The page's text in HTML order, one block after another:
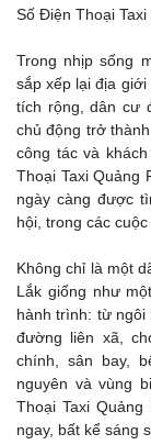
Số Điện Thoại
Trong nhịp sống
sắp xếp lại địa
tích rộng, dân cư
chủ động trở
công tác và
Thoại Taxi Quảng
ngày càng được
hội, trong các
Không chỉ là một
Lắk giống như
hành trình: từ
đường liên xã,
chính, sân bay,
nguyên và vùng
Thoại Taxi
ngay, bất kể sáng